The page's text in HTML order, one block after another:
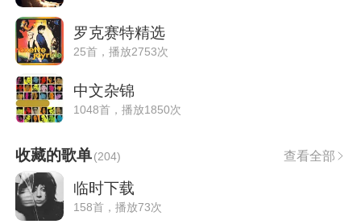
罗克赛特精选
25首，播放2753次
中文杂锦
1048首，播放1850次
收藏的歌单(204) 查看全部
临时下载
158首，播放73次